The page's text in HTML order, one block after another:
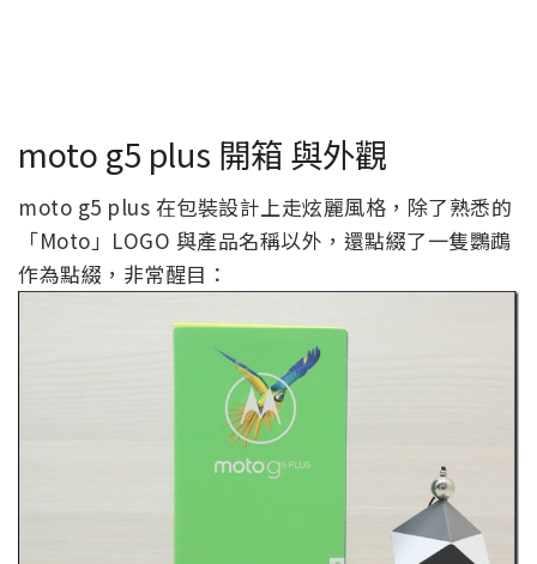
moto g5 plus 開箱 與外觀
moto g5 plus 在包裝設計上走炫麗風格，除了熟悉的
「Moto」LOGO 與產品名稱以外，還點綴了一隻鸚鵡
作為點綴，非常醒目：